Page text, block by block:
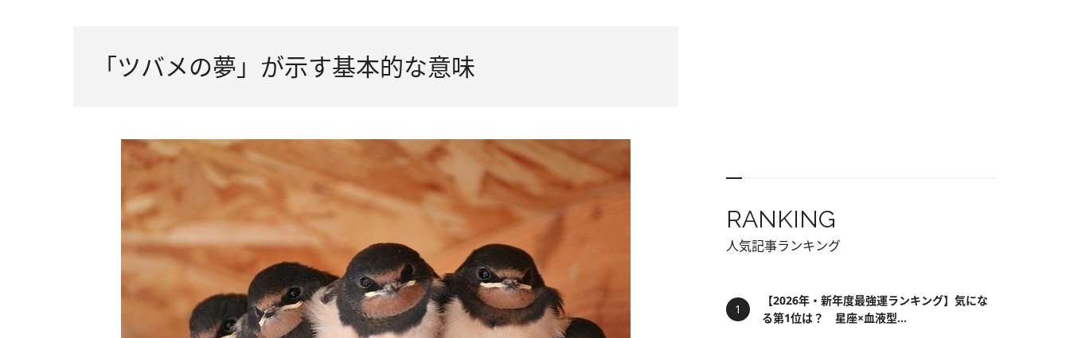
「ツバメの夢」が示す基本的な意味
RANKING
人気記事ランキング
【2026年・新年度最強運ランキング】気にな
る第1位は？ 星座×血液型...